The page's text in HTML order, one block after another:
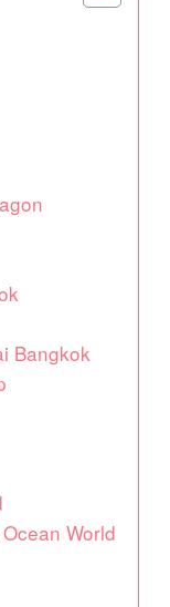
Bangkok
World